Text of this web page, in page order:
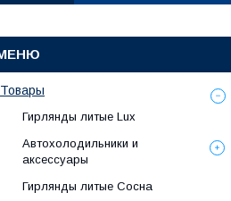
Товары
Гирлянды литые Lux
Автохолодильники и
аксессуары
Гирлянды литые Сосна